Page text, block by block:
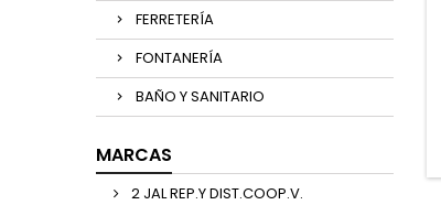
FERRETERÍA
FONTANERÍA
BAÑO Y SANITARIO
MARCAS
2 JAL REP.Y DIST.COOP.V.